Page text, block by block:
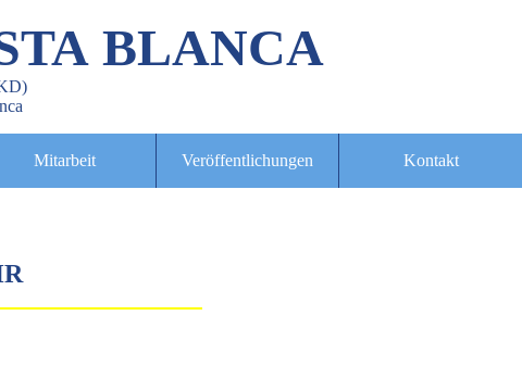
BLANCA
Mitarbeit Veröffentlichungen Kontakt